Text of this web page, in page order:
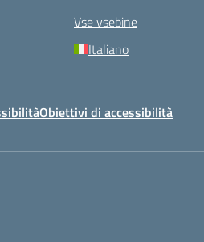
Vse vsebine
Italiano
Obiettivi di accessibilità